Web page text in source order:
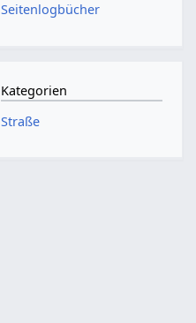
Seitenlogbücher
Kategorien
Straße